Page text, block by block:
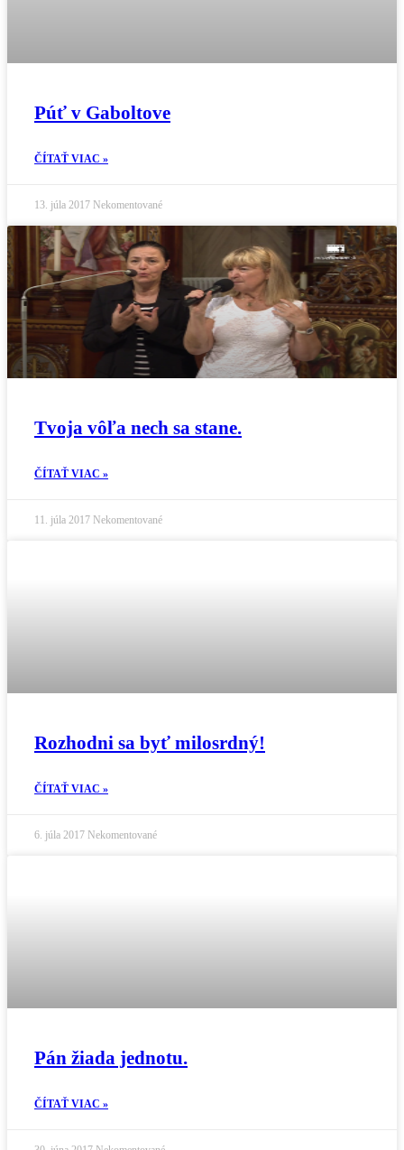
Púť v Gaboltove
ČÍTAŤ VIAC »
13. júla 2017 Nekomentované
Tvoja vôľa nech sa stane.
ČÍTAŤ VIAC »
11. júla 2017 Nekomentované
Rozhodni sa byť milosrdný!
ČÍTAŤ VIAC »
6. júla 2017 Nekomentované
Pán žiada jednotu.
ČÍTAŤ VIAC »